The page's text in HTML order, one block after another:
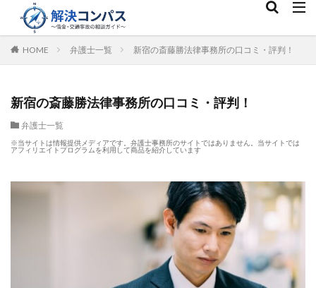
HOME 弁護士一覧 新宿の斎藤勝法律事務所の口コミ・評判！
新宿の斎藤勝法律事務所の口コミ・評判！
弁護士一覧
※当サイトは情報提供メディアです。弁護士事務所のサイトではありません。当サイトでは
アフィリエイトプログラムを利用して商品を紹介しています